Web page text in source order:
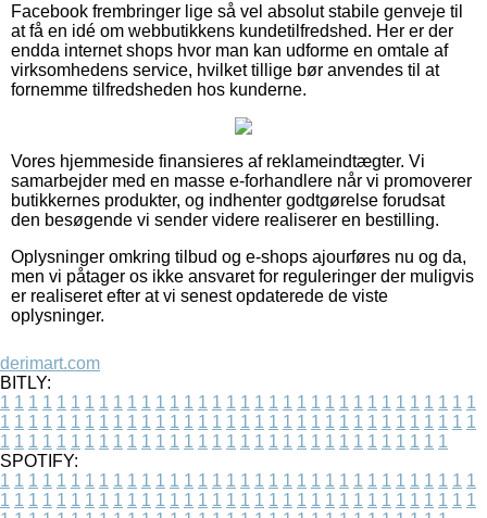
Facebook frembringer lige så vel absolut stabile genveje til
at få en idé om webbutikkens kundetilfredshed. Her er der
endda internet shops hvor man kan udforme en omtale af
virksomhedens service, hvilket tillige bør anvendes til at
fornemme tilfredsheden hos kunderne.
Vores hjemmeside finansieres af reklameindtægter. Vi
samarbejder med en masse e-forhandlere når vi promoverer
butikkernes produkter, og indhenter godtgørelse forudsat
den besøgende vi sender videre realiserer en bestilling.
Oplysninger omkring tilbud og e-shops ajourføres nu og da,
men vi påtager os ikke ansvaret for reguleringer der muligvis
er realiseret efter at vi senest opdaterede de viste
oplysninger.
derimart.com
BITLY:
1 1 1 1 1 1 1 1 1 1 1 1 1 1 1 1 1 1 1 1 1 1 1 1 1 1 1 1 1 1 1 1 1 1
1 1 1 1 1 1 1 1 1 1 1 1 1 1 1 1 1 1 1 1 1 1 1 1 1 1 1 1 1 1 1 1 1 1
1 1 1 1 1 1 1 1 1 1 1 1 1 1 1 1 1 1 1 1 1 1 1 1 1 1 1 1 1 1 1 1
SPOTIFY:
1 1 1 1 1 1 1 1 1 1 1 1 1 1 1 1 1 1 1 1 1 1 1 1 1 1 1 1 1 1 1 1 1 1
1 1 1 1 1 1 1 1 1 1 1 1 1 1 1 1 1 1 1 1 1 1 1 1 1 1 1 1 1 1 1 1 1 1